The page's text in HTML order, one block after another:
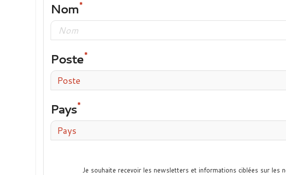
Nom
Poste
Poste
Pays
Pays
Je souhaite recevoir les newsletters et informations ciblées sur les